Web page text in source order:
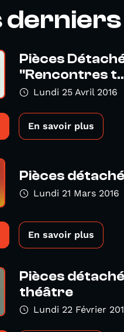
Pièces
"Rencontres
Lundi 25 Avril 2016
En savoir plus
Pièces
Lundi 21 Mars 2016
En savoir plus
Pièces
théâtre
Lundi 22 Février